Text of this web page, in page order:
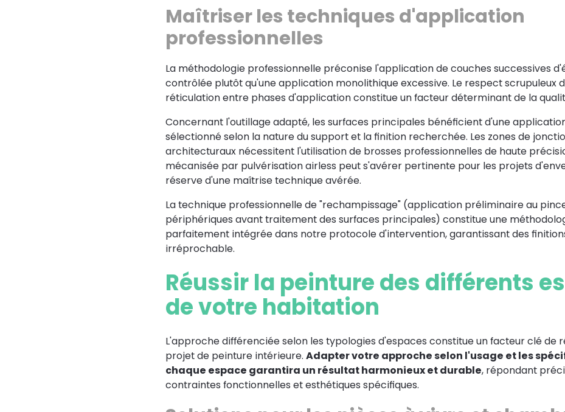
Maîtriser les techniques d'application
professionnelles
La méthodologie professionnelle préconise l'application de couches successives
contrôlée plutôt qu'une application monolithique excessive. Le respect scrupuleux
réticulation entre phases d'application constitue un facteur déterminant de la
Concernant l'outillage adapté, les surfaces principales bénéficient d'une
sélectionné selon la nature du support et la finition recherchée. Les zones de
architecturaux nécessitent l'utilisation de brosses professionnelles de haute
mécanisée par pulvérisation airless peut s'avérer pertinente pour les projets
réserve d'une maîtrise technique avérée.
La technique professionnelle de "rechampissage" (application préliminaire au
périphériques avant traitement des surfaces principales) constitue une
parfaitement intégrée dans notre protocole d'intervention, garantissant des
irréprochable.
Réussir la peinture des différents
de votre habitation
L'approche différenciée selon les typologies d'espaces constitue un facteur clé de
projet de peinture intérieure. Adapter votre approche selon l'usage et les
chaque espace garantira un résultat harmonieux et durable, répondant
contraintes fonctionnelles et esthétiques spécifiques.